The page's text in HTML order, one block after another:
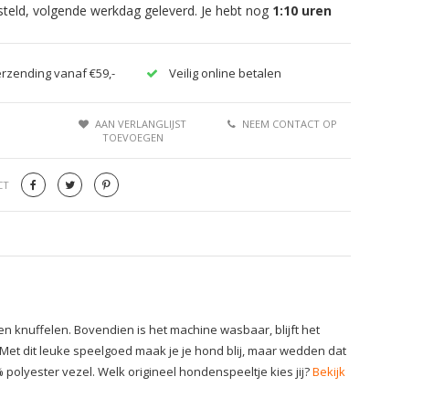
volgende werkdag geleverd. Je hebt nog 1:10uren
vanaf €59,- Veilig online betalen
AAN VERLANGLIJST
TOEVOEGEN
NEEM CONTACT OP
knuffelen. Bovendien is het machine wasbaar, blijft het
dit leuke speelgoed maak je je hond blij, maar wedden dat
vezel. Welk origineel hondenspeeltje kies jij?Bekijk